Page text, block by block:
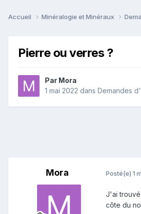
Accueil Minéralogie et Minéraux
Pierre ou verres ?
Par Mora
1 mai 2022 dans Demandes
Mora Posté(e) 1
J'ai trouvé
côte du